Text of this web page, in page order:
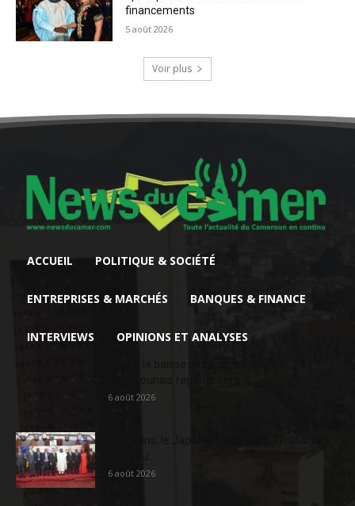
financements
5 août 2026
Voir plus
ACCUEIL POLITIQUE & SOCIÉTÉ
ENTREPRISES & MARCHÉS BANQUES & FINANCE
INTERVIEWS OPINIONS ET ANALYSES
6 août 2026
6 août 2026